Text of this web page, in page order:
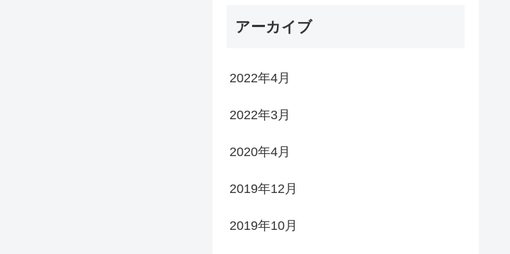
アーカイブ
2022年4月
2022年3月
2020年4月
2019年12月
2019年10月